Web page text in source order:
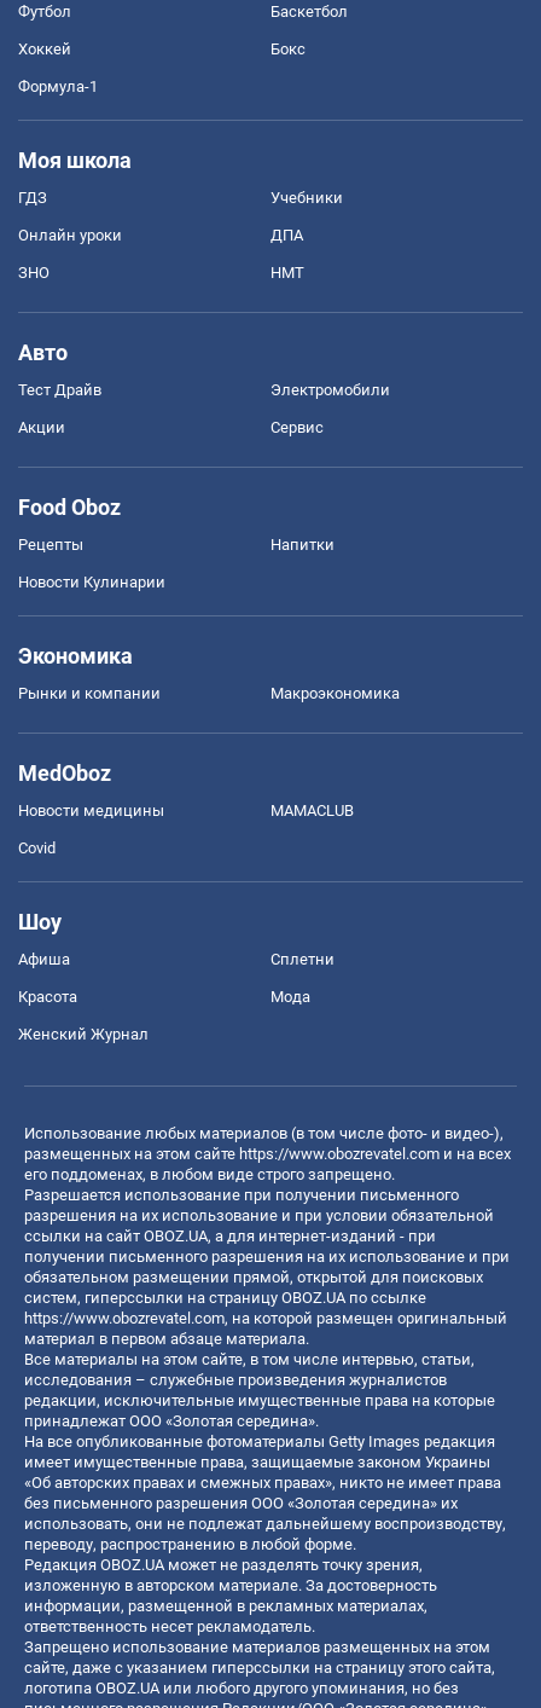
Футбол Баскетбол
Хоккей Бокс
Формула-1
Моя школа
ГДЗ Учебники
Онлайн уроки ДПА
ЗНО НМТ
Авто
Тест Драйв Электромобили
Акции Сервис
Food Oboz
Рецепты Напитки
Новости Кулинарии
Экономика
Рынки и компании Mакроэкономика
MedOboz
Новости медицины MAMACLUB
Covid
Шоу
Афиша Сплетни
Красота Мода
Женский Журнал
Использование любых материалов (в том числе фото- и видео-),
размещенных на этом сайте https://www.obozrevatel.com и на всех
его поддоменах, в любом виде строго запрещено.
Разрешается использование при получении письменного
разрешения на их использование и при условии обязательной
ссылки на сайт OBOZ.UA, а для интернет-изданий - при
получении письменного разрешения на их использование и при
обязательном размещении прямой, открытой для поисковых
систем, гиперссылки на страницу OBOZ.UA по ссылке
https://www.obozrevatel.com, на которой размещен оригинальный
материал в первом абзаце материала.
Все материалы на этом сайте, в том числе интервью, статьи,
исследования – служебные произведения журналистов
редакции, исключительные имущественные права на которые
принадлежат ООО «Золотая середина».
На все опубликованные фотоматериалы Getty Images редакция
имеет имущественные права, защищаемые законом Украины
«Об авторских правах и смежных правах», никто не имеет права
без письменного разрешения ООО «Золотая середина» их
использовать, они не подлежат дальнейшему воспроизводству,
переводу, распространению в любой форме.
Редакция OBOZ.UA может не разделять точку зрения,
изложенную в авторском материале. За достоверность
информации, размещенной в рекламных материалах,
ответственность несет рекламодатель.
Запрещено использование материалов размещенных на этом
сайте, даже с указанием гиперссылки на страницу этого сайта,
логотипа OBOZ.UA или любого другого упоминания, но без